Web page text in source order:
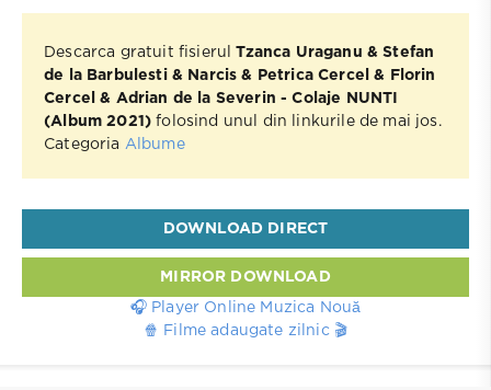
Descarca gratuit fisierulTzanca Uraganu & Stefan
de la Barbulesti & Narcis & Petrica Cercel & Florin
Cercel & Adrian de la Severin - Colaje NUNTI
(Album 2021) folosind unul din linkurile de mai jos.
Categoria Albume
DOWNLOAD DIRECT
MIRROR DOWNLOAD
🎧 Player Online Muzica Nouă
🍿 Filme adaugate zilnic 🎬